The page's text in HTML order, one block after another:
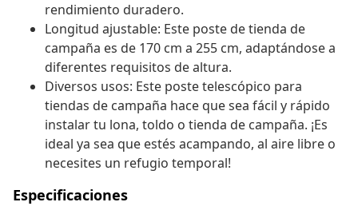
rendimiento duradero.
Longitud ajustable: Este poste de tienda de
campaña es de 170 cm a 255 cm, adaptándose a
diferentes requisitos de altura.
Diversos usos: Este poste telescópico para
tiendas de campaña hace que sea fácil y rápido
instalar tu lona, toldo o tienda de campaña. ¡Es
ideal ya sea que estés acampando, al aire libre o
necesites un refugio temporal!
Especificaciones